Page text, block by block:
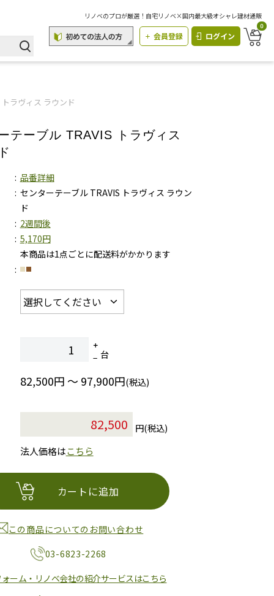
リノベのプロが厳選！自宅リノベ×国内最大級オシャレ建材通販
会員登録 ログイン
0
ラヴィス ラウンド
テーブル TRAVIS トラヴィス
品番詳細
センターテーブル TRAVIS トラヴィス ラウン
ド
2週間後
5,170円
本商品は1点ごとに配送料がかかります
台
82,500円 ～ 97,900円(税込)
円(税込)
法人価格はこちら
カートに追加
この商品についてのお問い合わせ
03-6823-2268
ォーム・リノベ会社の紹介サービスはこちら